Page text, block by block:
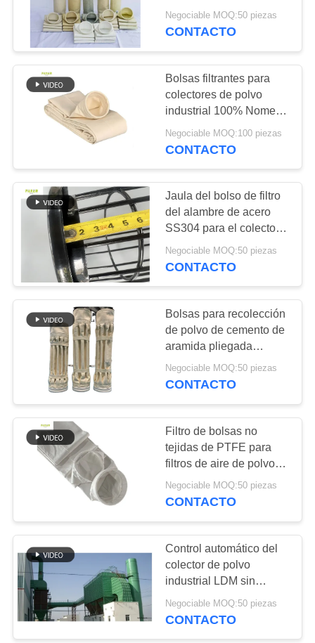
ÉNTRENOS
EN
CONTACTO
CON
NOTICIAS
PIDA
UNA
MAPA
DEL
SITIO
POLÍTICA
PRIVACIDAD
1000 mm a 8000 mm de
longitud
Negociable MOQ:50 piezas
CONTACTO
Bolsas filtrantes para
colectores de polvo
industrial 100% Nomex
Scrim Nomex
Negociable MOQ:100 piezas
CONTACTO
Jaula del bolso de filtro
del alambre de acero
SS304 para el colector
de polvo de la industria
Negociable MOQ:50 piezas
CONTACTO
Bolsas para recolección
de polvo de cemento de
aramida pliegada
Antiabrasión
Negociable MOQ:50 piezas
CONTACTO
Filtro de bolsas no
tejidas de PTFE para
filtros de aire de polvo
industrial
Negociable MOQ:50 piezas
CONTACTO
Control automático del
colector de polvo
industrial LDM sin
conexión
Negociable MOQ:50 piezas
CONTACTO